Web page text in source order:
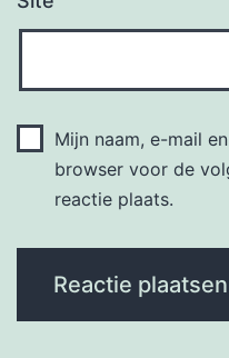
Mijn naam, e-mail
browser voor de
reactie plaats.